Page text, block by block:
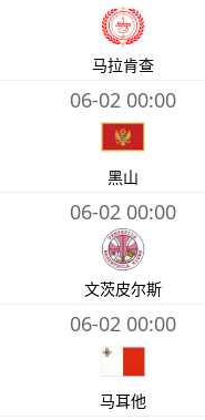
马拉肯查
06-02 00:00
黑山
06-02 00:00
文茨皮尔斯
06-02 00:00
马耳他